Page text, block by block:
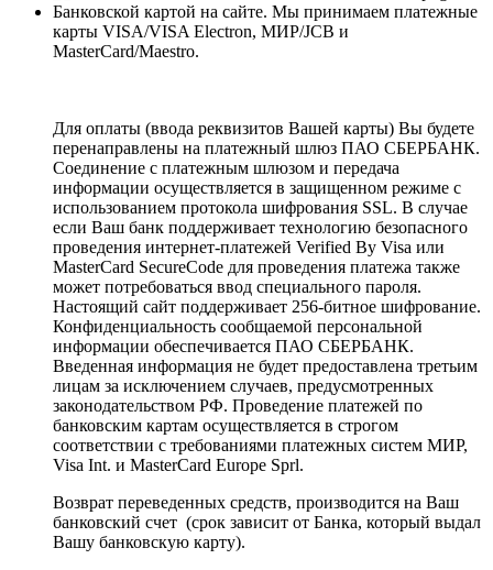
Банковской картой на сайте. Мы принимаем платежные
карты VISA/VISA Electron, МИР/JCB и
MasterCard/Maestro.
Для оплаты (ввода реквизитов Вашей карты) Вы будете
перенаправлены на платежный шлюз ПАО СБЕРБАНК.
Соединение с платежным шлюзом и передача
информации осуществляется в защищенном режиме с
использованием протокола шифрования SSL. В случае
если Ваш банк поддерживает технологию безопасного
проведения интернет-платежей Verified By Visa или
MasterCard SecureCode для проведения платежа также
может потребоваться ввод специального пароля.
Настоящий сайт поддерживает 256-битное шифрование.
Конфиденциальность сообщаемой персональной
информации обеспечивается ПАО СБЕРБАНК.
Введенная информация не будет предоставлена третьим
лицам за исключением случаев, предусмотренных
законодательством РФ. Проведение платежей по
банковским картам осуществляется в строгом
соответствии с требованиями платежных систем МИР,
Visa Int. и MasterCard Europe Sprl.
Возврат переведенных средств, производится на Ваш
банковский счет (срок зависит от Банка, который выдал
Вашу банковскую карту).